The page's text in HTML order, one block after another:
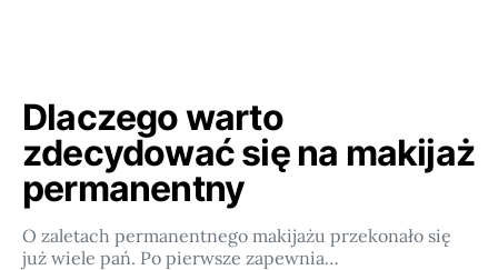
Dlaczego warto
zdecydować się na makijaż
permanentny
O zaletach permanentnego makijażu przekonało się
już wiele pań. Po pierwsze zapewnia…